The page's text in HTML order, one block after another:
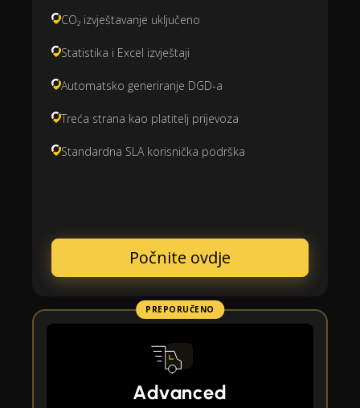
CO₂ izvještavanje uključeno
Statistika i Excel izvještaji
Automatsko generiranje DGD-a
Treća strana kao platitelj prijevoza
Standardna SLA korisnička podrška
Počnite ovdje
PREPORUČENO
Advanced